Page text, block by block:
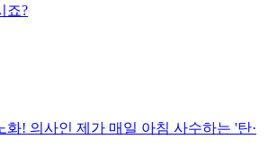
죠?
화! 의사인 제가 매일 아침 사수하는 '탄·